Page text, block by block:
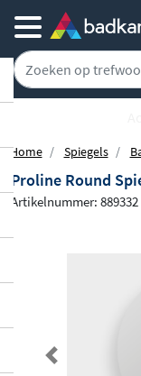
Home Spiegels
Proline Round
Artikelnummer: 889332
Previous